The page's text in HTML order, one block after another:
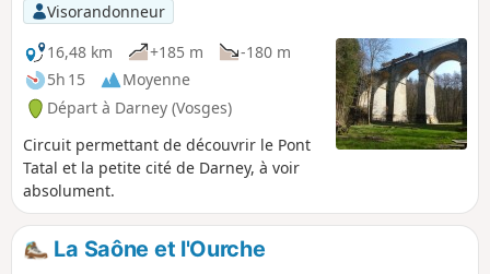
Visorandonneur
16,48 km
+185 m
-180 m
5h 15
Moyenne
Départ à Darney (Vosges)
Circuit permettant de découvrir le Pont
Tatal et la petite cité de Darney, à voir
absolument.
La Saône et l'Ourche